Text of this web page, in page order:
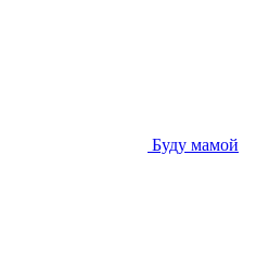
Буду мамой